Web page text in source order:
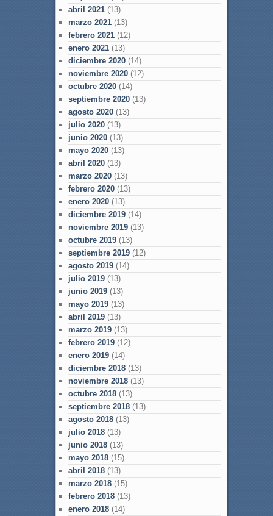
abril 2021(13)
marzo 2021(13)
febrero 2021(12)
enero 2021(13)
diciembre 2020(14)
noviembre 2020(12)
octubre 2020(14)
septiembre 2020(13)
agosto 2020(13)
julio 2020(13)
junio 2020(13)
mayo 2020(13)
abril 2020(13)
marzo 2020(13)
febrero 2020(13)
enero 2020(13)
diciembre 2019(14)
noviembre 2019(13)
octubre 2019(13)
septiembre 2019(12)
agosto 2019(14)
julio 2019(13)
junio 2019(13)
mayo 2019(13)
abril 2019(13)
marzo 2019(13)
febrero 2019(12)
enero 2019(14)
diciembre 2018(13)
noviembre 2018(13)
octubre 2018(13)
septiembre 2018(13)
agosto 2018(13)
julio 2018(13)
junio 2018(13)
mayo 2018(15)
abril 2018(13)
marzo 2018(15)
febrero 2018(13)
enero 2018(14)